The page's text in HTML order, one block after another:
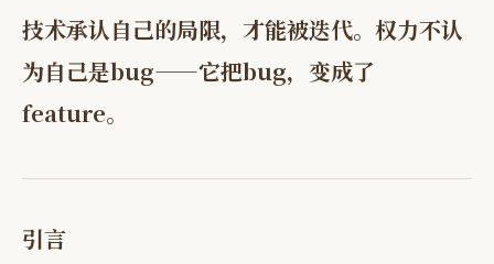
技术承认自己的局限，才能被迭代。权力不认
为自己是bug——它把bug，变成了
feature。
引言